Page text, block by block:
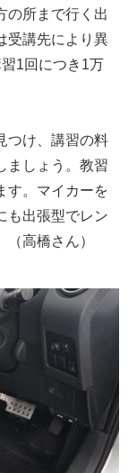
の所まで行く出
受講先により異
1回につき1万
つけ、講習の料
ましょう。教習
す。マイカーを
も出張型でレン
高橋さん）